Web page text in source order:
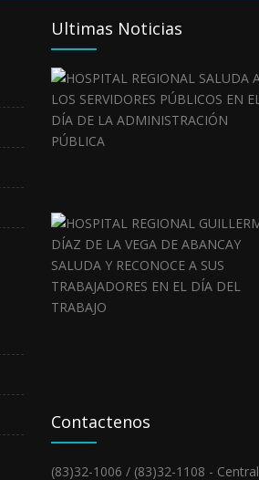
Ultimas Noticias
Contactenos
(83)32-1006 / (83)32-1108 - Central